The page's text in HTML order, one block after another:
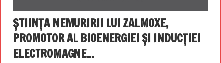
ŞTIINŢA NEMURIRII LUI ZALMOXE,
PROMOTOR AL BIOENERGIEI ŞI INDUCŢIEI
ELECTROMAGNE...